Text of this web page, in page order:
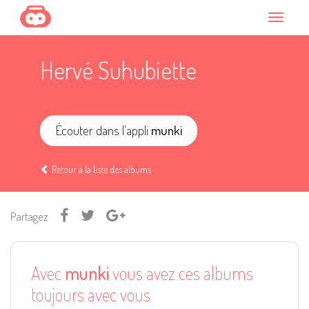
Hervé Suhubiette
Écouter dans l'appli munki
Retour à la liste des albums
Partagez
Avec munkivous avez ces albums
toujours avec vous